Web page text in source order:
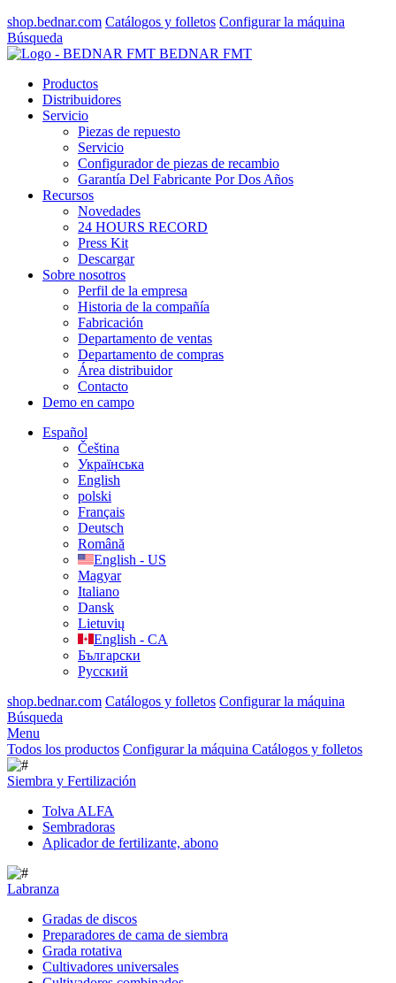
shop.bednar.com Catálogos y folletos Configurar la máquina
Búsqueda
BEDNAR FMT
Productos
Distribuidores
Servicio
Piezas de repuesto
Servicio
Configurador de piezas de recambio
Garantía Del Fabricante Por Dos Años
Recursos
Novedades
24 HOURS RECORD
Press Kit
Descargar
Sobre nosotros
Perfil de la empresa
Historia de la compañía
Fabricación
Departamento de ventas
Departamento de compras
Área distribuidor
Contacto
Demo en campo
Español
Čeština
Українська
English
polski
Français
Deutsch
Română
English - US
Magyar
Italiano
Dansk
Lietuvių
English - CA
Български
Русский
shop.bednar.com Catálogos y folletos Configurar la máquina
Búsqueda
Menu
Todos los productos Configurar la máquina Catálogos y folletos
Siembra y Fertilización
Tolva ALFA
Sembradoras
Aplicador de fertilizante, abono
Labranza
Gradas de discos
Preparadores de cama de siembra
Grada rotativa
Cultivadores universales